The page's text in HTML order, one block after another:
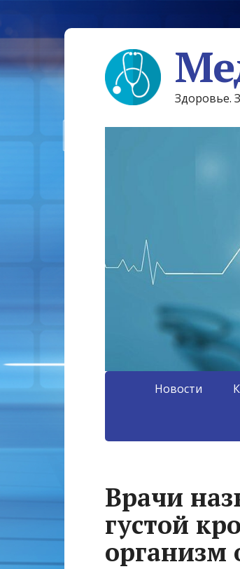
Здоровье.
Новости
Врачи
густой
организм